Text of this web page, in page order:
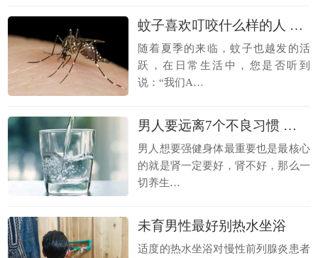
蚊子喜欢叮咬什么样的人 与血型无关
随着夏季的来临，蚊子也越发的活
跃，在日常生活中，您是否听到
说：“我们A…
男人要远离7个不良习惯 避免肾不好
男人想要强健身体最重要也是最核心
的就是肾一定要好，肾不好，那么一
切养生…
未育男性最好别热水坐浴
适度的热水坐浴对慢性前列腺炎患者